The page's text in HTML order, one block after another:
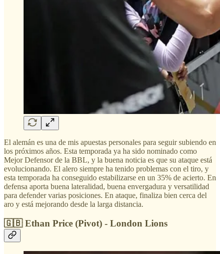
El alemán es una de mis apuestas personales para seguir subiendo en
los próximos años. Esta temporada ya ha sido nominado como
Mejor Defensor de la BBL, y la buena noticia es que su ataque está
evolucionando. El alero siempre ha tenido problemas con el tiro, y
esta temporada ha conseguido estabilizarse en un 35% de acierto. En
defensa aporta buena lateralidad, buena envergadura y versatilidad
para defender varias posiciones. En ataque, finaliza bien cerca del
aro y está mejorando desde la larga distancia.
🇬🇧 Ethan Price (Pivot) - London Lions